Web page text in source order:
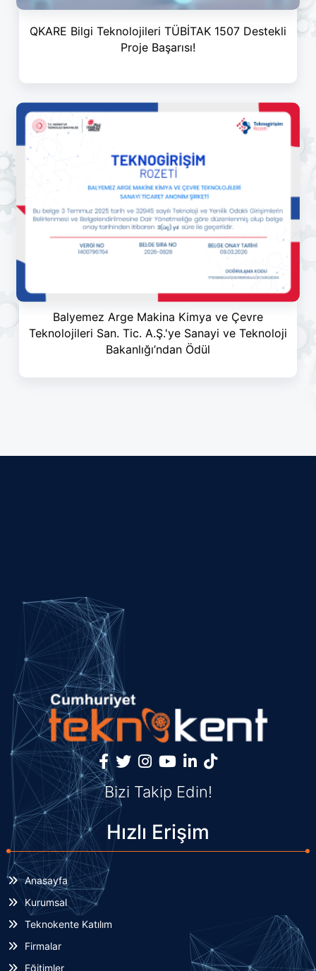
QKARE Bilgi Teknolojileri TÜBİTAK 1507 Destekli
Proje Başarısı!
Balyemez Arge Makina Kimya ve Çevre
Teknolojileri San. Tic. A.Ş.'ye Sanayi ve Teknoloji
Bakanlığı’ndan Ödül
Bizi Takip Edin!
Hızlı Erişim
Anasayfa
Kurumsal
Teknokente Katılım
Firmalar
Eğitimler